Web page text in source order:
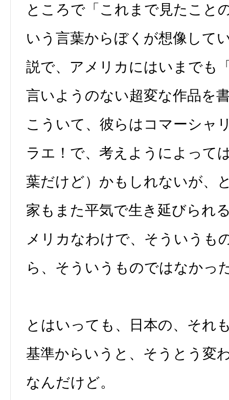
ところで「これまで見たこと
いう言葉からぼくが想像して
説で、アメリカにはいまでも
言いようのない超変な作品を
こういて、彼らはコマーシャ
ラエ！で、考えようによって
葉だけど）かもしれないが、
家もまた平気で生き延びられ
メリカなわけで、そういうも
ら、そういうものではなかっ
とはいっても、日本の、それ
基準からいうと、そうとう変
なんだけど。